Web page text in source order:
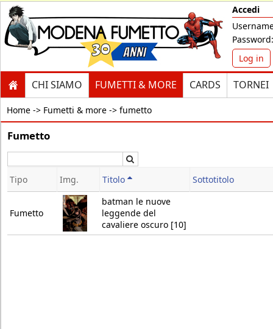
Accedi
Password:
Log in
CHI SIAMO FUMETTI & MORE CARDS TORNEI
Home -> Fumetti & more -> fumetto
Fumetto
Tipo Img. Titolo Sottotitolo
Fumetto
batman le nuove
leggende del
cavaliere oscuro [10]